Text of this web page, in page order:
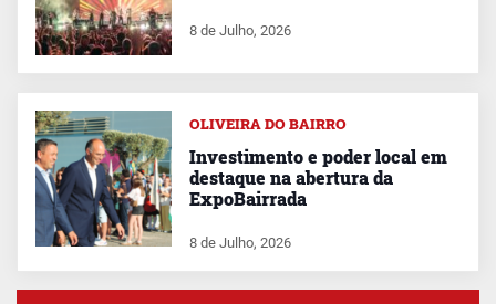
8 de Julho, 2026
OLIVEIRA DO BAIRRO
Investimento e poder local em
destaque na abertura da
ExpoBairrada
8 de Julho, 2026